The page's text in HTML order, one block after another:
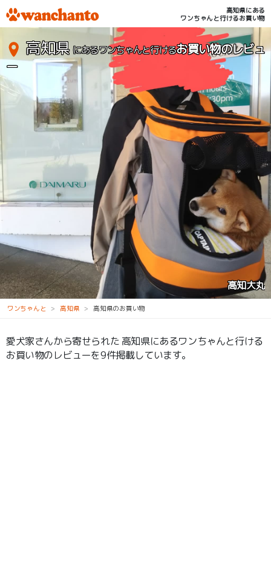
高知県にある
ワンちゃんと行けるお買い物
高知大丸
高知県にあるワンちゃんと行けるお買い物のレビュ
ー
ワンちゃんと 高知県 高知県のお買い物
愛犬家さんから寄せられた 高知県にあるワンちゃんと行ける
お買い物のレビューを9件掲載しています。